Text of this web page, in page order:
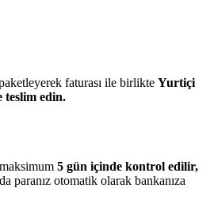
faturası ile birlikte Yurtiçi
teslim edin.
5 gün içinde kontrol edilir,
paranız otomatik olarak bankanıza